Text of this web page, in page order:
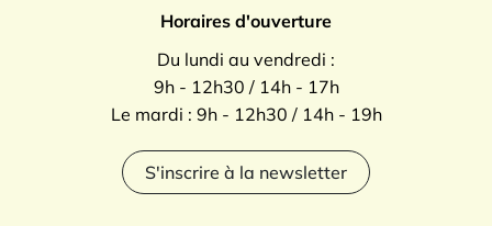
Horaires d'ouverture
Du lundi au vendredi :
9h - 12h30 / 14h - 17h
Le mardi : 9h - 12h30 / 14h - 19h
S'inscrire à la newsletter